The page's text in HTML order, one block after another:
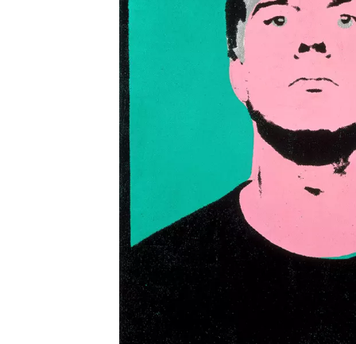
时尚品牌和百货公司工作而成功涉足商业艺术，并在此期间创作的
最早的波普绘画作品。此次展览将首次展出沃霍尔此时期为百货商
店所设计橱窗的重制实物和历史照片。“摄影师沃霍尔”章节从“实
验”、“夜生活”和“肖像”等角度完整呈现了其职业生涯从拍摄主题到
各种实验探索在内的摄影艺术实践，其中包括众多与其同时代的人
物和合作者的肖像照，这些肖像照为艺术家的丝网肖像创作提供了
素材。此外，这一章节还展出了沃霍尔的线缝摄影、快照亭照片、
宝丽来照片，用较为传统的黑白照片拍摄的电影场景和都市夜生
活，以及集艺术家和摄影师于一身的沃霍尔用相机记录下的个人生
活。与沃霍尔的丝网印刷作品如《花》（1964）和肖像系列共同
展出的，还有此前鲜少展出的沃霍尔曾使用过的设备，如宝丽来
Big Shot相机、辅助手绘波普作品底稿的投影仪、16毫米电影镜
头、投影胶片和其创作中挪用的源素材。
“电影作为客体”章节呈现了继波普艺术取得成功之后，沃霍尔于60
和70年代在“工厂”工作室拍摄的实验性电影，其中出镜的很多人因
此成为了超级明星。这些电影作品通常需要在单独的剧院中播放，
但在本次展览中，观众可以在展厅内双层挑高区域搭设的开放空间
自由观看。作品中有超过24部电影的重制版，其中包括难得一见
的“试镜”系列、标志性的《帝国大厦》（1964）、此前鲜少展映的
16毫米胶片电影，以及20世纪80年代的电视节目。这些实验电影